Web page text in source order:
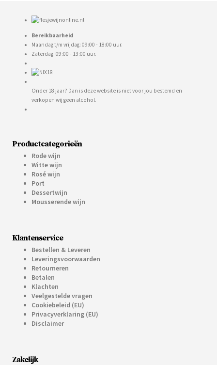
Bereikbaarheid
Maandag t/m vrijdag: 09:00 - 18:00 uur.
Zaterdag: 09:00 - 13:00 uur.
Onder 18 jaar? Dan is deze website is niet voor jou bestemd en
verkopen wij geen alcohol.
Productcategorieën
Rode wijn
Witte wijn
Rosé wijn
Port
Dessertwijn
Mousserende wijn
Klantenservice
Bestellen & Leveren
Leveringsvoorwaarden
Retourneren
Betalen
Klachten
Veelgestelde vragen
Cookiebeleid (EU)
Privacyverklaring (EU)
Disclaimer
Zakelijk